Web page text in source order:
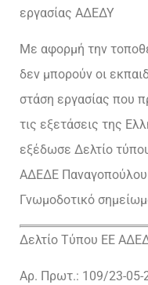
εργασίας ΑΔΕΔΥ
Με αφορμή την
δεν μπορούν οι
στάση εργασίας που
τις εξετάσεις της
εξέδωσε Δελτίο
ΑΔΕΔΕ Παναγοπούλου
Γνωμοδοτικό
Δελτίο Τύπου ΕΕ
Αρ. Πρωτ.: 109/23-05-